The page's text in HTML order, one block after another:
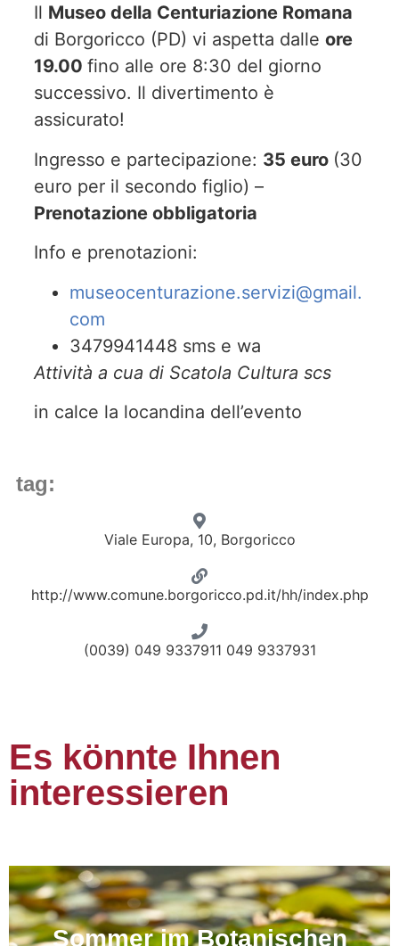
Il Museo della Centuriazione Romana
di Borgoricco (PD) vi aspetta dalle ore
19.00 fino alle ore 8:30 del giorno
successivo. Il divertimento è
assicurato!
Ingresso e partecipazione: 35 euro (30
euro per il secondo figlio) –
Prenotazione obbligatoria
Info e prenotazioni:
museocenturazione.servizi@gmail.
com
3479941448 sms e wa
Attività a cua di Scatola Cultura scs
in calce la locandina dell’evento
tag:
Viale Europa, 10, Borgoricco
http://www.comune.borgoricco.pd.it/hh/index.php
(0039) 049 9337911 049 9337931
Es könnte Ihnen
interessieren
Sommer im Botanischen